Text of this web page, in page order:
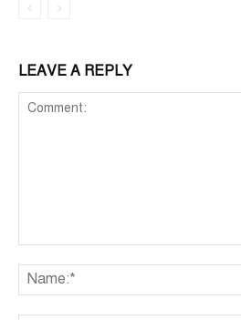
LEAVE A REPLY